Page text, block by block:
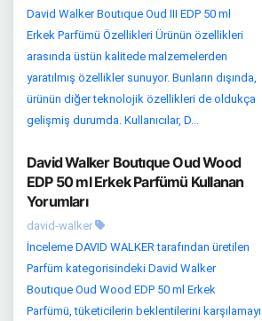
David Walker Boutıque Oud III EDP 50 ml
Erkek Parfümü Özellikleri Ürünün özellikleri
arasında üstün kalitede malzemelerden
yaratılmış özellikler sunuyor. Bunların dışında,
ürünün diğer teknolojik özellikleri de oldukça
gelişmiş durumda. Kullanıcılar, D...
David Walker Boutıque Oud Wood
EDP 50 ml Erkek Parfümü Kullanan
Yorumları
david-walker
İnceleme DAVID WALKER tarafından üretilen
Parfüm kategorisindeki David Walker
Boutıque Oud Wood EDP 50 ml Erkek
Parfümü, tüketicilerin beklentilerini karşılamayı